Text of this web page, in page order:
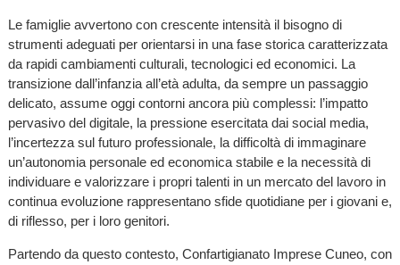
Le famiglie avvertono con crescente intensità il bisogno di
strumenti adeguati per orientarsi in una fase storica caratterizzata
da rapidi cambiamenti culturali, tecnologici ed economici. La
transizione dall’infanzia all’età adulta, da sempre un passaggio
delicato, assume oggi contorni ancora più complessi: l’impatto
pervasivo del digitale, la pressione esercitata dai social media,
l’incertezza sul futuro professionale, la difficoltà di immaginare
un’autonomia personale ed economica stabile e la necessità di
individuare e valorizzare i propri talenti in un mercato del lavoro in
continua evoluzione rappresentano sfide quotidiane per i giovani e,
di riflesso, per i loro genitori.
Partendo da questo contesto, Confartigianato Imprese Cuneo, con